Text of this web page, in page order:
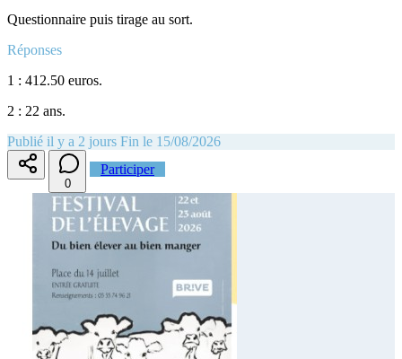
Questionnaire puis tirage au sort.
Réponses
1 : 412.50 euros.
2 : 22 ans.
Publié il y a 2 jours Fin le 15/08/2026
0
Participer